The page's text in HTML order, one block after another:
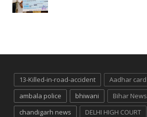
13-Killed-in-road-accident Aadhar card
ambala police
bhiwani
Bihar News
chandigarh news
DELHI HIGH COURT